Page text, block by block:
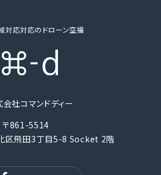
対応対応のドローン空撮
社コマンドディー
〒861-5514
区飛田3丁目5-8 Socket 2階